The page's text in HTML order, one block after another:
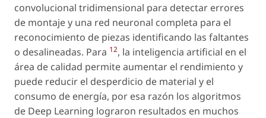
convolucional tridimensional para detectar errores
de montaje y una red neuronal completa para el
reconocimiento de piezas identificando las faltantes
o desalineadas. Para 12, la inteligencia artificial en el
área de calidad permite aumentar el rendimiento y
puede reducir el desperdicio de material y el
consumo de energía, por esa razón los algoritmos
de Deep Learning lograron resultados en muchos